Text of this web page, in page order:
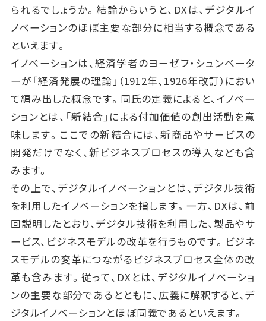
られるでしょうか。結論からいうと、DXは、デジタルイ
ノベーションのほぼ主要な部分に相当する概念である
といえます。
イノベーションは、経済学者のヨーゼフ・シュンペータ
ーが「経済発展の理論」（1912年、1926年改訂）におい
て編み出した概念です。同氏の定義によると、イノベー
ションとは、「新結合」による付加価値の創出活動を意
味します。ここでの新結合には、新商品やサービスの
開発だけでなく、新ビジネスプロセスの導入なども含
みます。
その上で、デジタルイノベーションとは、デジタル技術
を利用したイノベーションを指します。一方、DXは、前
回説明したとおり、デジタル技術を利用した、製品やサ
ービス、ビジネスモデルの改革を行うものです。ビジネ
スモデルの変革につながるビジネスプロセス全体の改
革も含みます。従って、DXとは、デジタルイノベーショ
ンの主要な部分であるとともに、広義に解釈すると、デ
ジタルイノベーションとほぼ同義であるといえます。